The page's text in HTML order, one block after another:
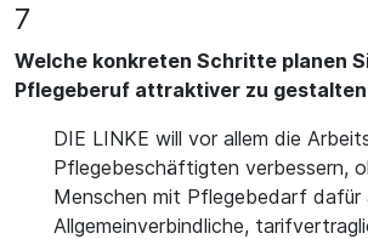
7
Welche konkreten Schritte planen
Pflegeberuf attraktiver zu
DIE LINKE will vor allem die
Pflegebeschäftigten verbessern,
Menschen mit Pflegebedarf dafür
Allgemeinverbindliche,